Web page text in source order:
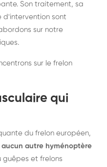
Son traitement, sa
sont
sur notre
.
sur le frelon
qui
du frelon européen,
aucun autre hyménoptère
guêpes et frelons